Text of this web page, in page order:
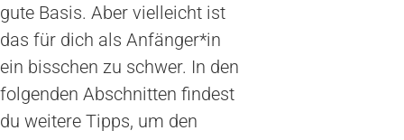
gute Basis. Aber vielleicht ist
das für dich als Anfänger*in
ein bisschen zu schwer. In den
folgenden Abschnitten findest
du weitere Tipps, um den